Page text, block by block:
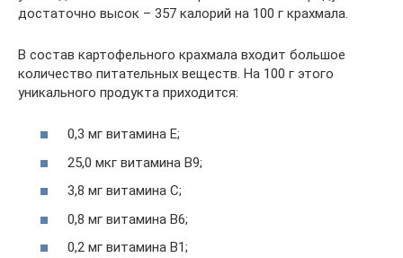
достаточно высок – 357 калорий на 100 г крахмала.
В состав картофельного крахмала входит большое
количество питательных веществ. На 100 г этого
уникального продукта приходится:
0,3 мг витамина Е;
25,0 мкг витамина В9;
3,8 мг витамина С;
0,8 мг витамина В6;
0,2 мг витамина В1;